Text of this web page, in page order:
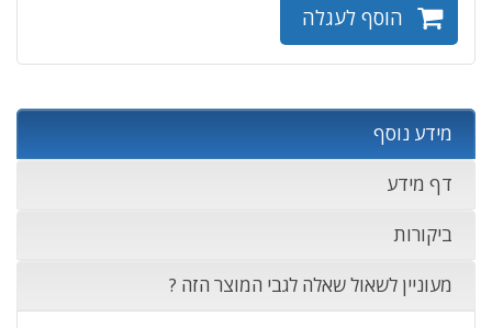
הוסף לעגלה
מידע נוסף
דף מידע
ביקורות
מעוניין לשאול שאלה לגבי המוצר הזה ?